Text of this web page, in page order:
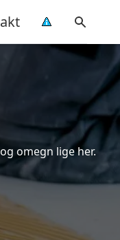
omegn lige her.